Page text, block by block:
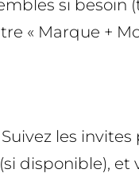
si
« Marque +
les
disponible),